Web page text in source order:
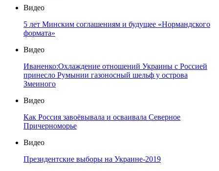
Видео
5 лет Минским соглашениям и будущее «Нормандского
формата»
Видео
Иваненко:Охлаждение отношений Украины с Россией
принесло Румынии газоносный шельф у острова
Змеиного
Видео
Как Россия завоёвывала и осваивала Северное
Причерноморье
Видео
Президентские выборы на Украине-2019